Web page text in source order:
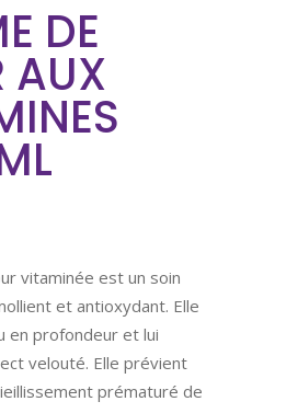
DE
AUX
vitaminée est un soin
et antioxydant. Elle
en profondeur et lui
velouté. Elle prévient
prématuré de